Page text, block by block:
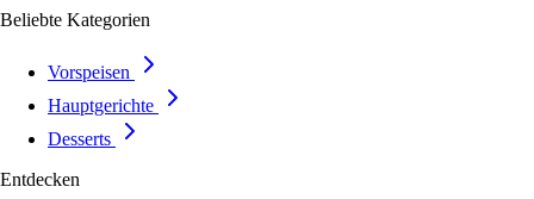
Beliebte Kategorien
Vorspeisen
Hauptgerichte
Desserts
Entdecken